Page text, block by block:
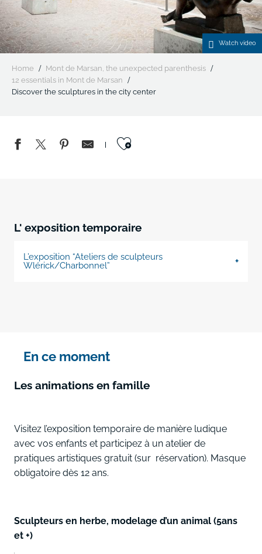
Watch video
Home
Mont de Marsan, the unexpected parenthesis
12 essentials in Mont de Marsan
Discover the sculptures in the city center
Ajouter aux
L' exposition temporaire
L’exposition “Ateliers de sculpteurs
Wlérick/Charbonnel”
En ce moment
Les animations en famille
Visitez l’exposition temporaire de manière ludique
avec vos enfants et participez à un atelier de
pratiques artistiques gratuit (sur réservation). Masque
obligatoire dès 12 ans.
Sculpteurs en herbe, modelage d’un animal (5ans
et +)